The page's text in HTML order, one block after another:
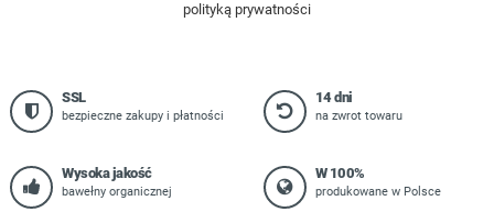
polityką prywatności
SSL
bezpieczne zakupy i płatności
14 dni
na zwrot towaru
Wysoka jakość
bawełny organicznej
W 100%
produkowane w Polsce